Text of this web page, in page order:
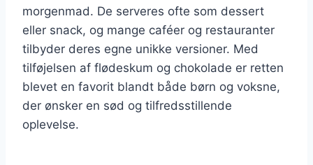
morgenmad. De serveres ofte som dessert
eller snack, og mange caféer og restauranter
tilbyder deres egne unikke versioner. Med
tilføjelsen af flødeskum og chokolade er retten
blevet en favorit blandt både børn og voksne,
der ønsker en sød og tilfredsstillende
oplevelse.